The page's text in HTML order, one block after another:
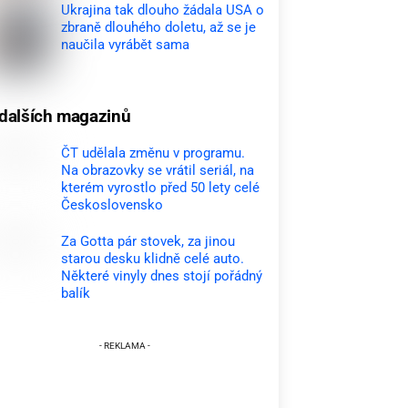
Ukrajina tak dlouho žádala USA o
zbraně dlouhého doletu, až se je
naučila vyrábět sama
magazinů
ČT udělala změnu v programu.
Na obrazovky se vrátil seriál, na
kterém vyrostlo před 50 lety celé
Československo
Za Gotta pár stovek, za jinou
starou desku klidně celé auto.
Některé vinyly dnes stojí pořádný
balík